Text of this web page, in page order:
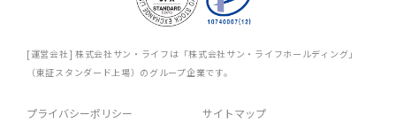
[運営会社] 株式会社サン・ライフは「株式会社サン・ライフホールディング」
（東証スタンダード上場）のグループ企業です。
プライバシーポリシー サイトマップ